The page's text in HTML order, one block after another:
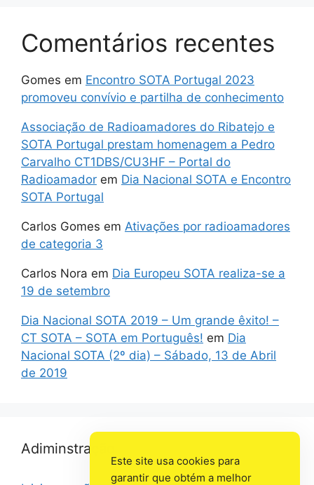
Comentários recentes
Gomes em Encontro SOTA Portugal 2023
promoveu convívio e partilha de conhecimento
Associação de Radioamadores do Ribatejo e
SOTA Portugal prestam homenagem a Pedro
Carvalho CT1DBS/CU3HF – Portal do
Radioamador em Dia Nacional SOTA e Encontro
SOTA Portugal
Carlos Gomes em Ativações por radioamadores
de categoria 3
Carlos Nora em Dia Europeu SOTA realiza-se a
19 de setembro
Dia Nacional SOTA 2019 – Um grande êxito! –
CT SOTA – SOTA em Português! em Dia
Nacional SOTA (2º dia) – Sábado, 13 de Abril
de 2019
Adiminstração
Este site usa cookies para
garantir que obtém a melhor